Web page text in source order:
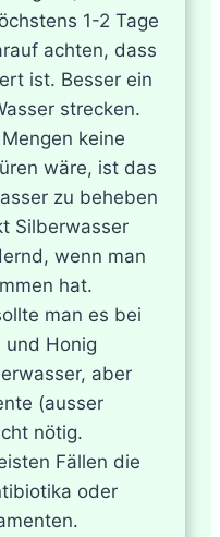
1-2 Tage
achten, dass
ist. Besser ein
strecken.
keine
wäre, ist das
zu beheben
Silberwasser
wenn man
hat.
man es bei
und Honig
aber
(ausser
nötig.
Fällen die
oder